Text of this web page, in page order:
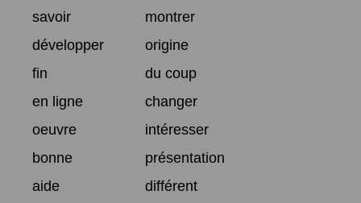
savoir
montrer
développer
origine
fin
du coup
en ligne
changer
oeuvre
intéresser
bonne
présentation
aide
différent